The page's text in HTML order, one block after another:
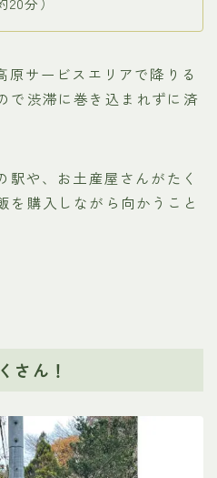
原サービスエリアで降りる
で渋滞に巻き込まれずに済
駅や、お土産屋さんがたく
を購入しながら向かうこと
さん！